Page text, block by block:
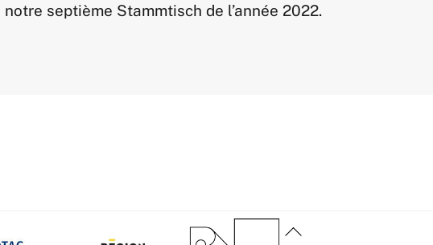
septième Stammtisch de l’année 2022.
Back